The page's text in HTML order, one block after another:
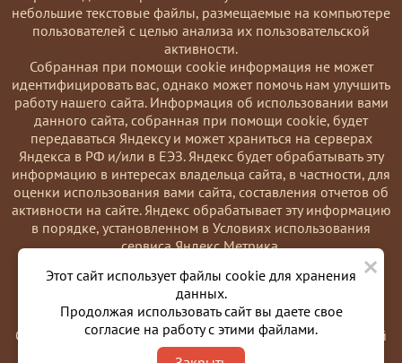
×
Этот сайт использует файлы cookie для хранения
данных.
Продолжая использовать сайт вы даете свое
согласие на работу с этими файлами.
небольшие текстовые файлы, размещаемые на компьютере
пользователей с целью анализа их пользовательской
активности.
Coбранная при помощи cookie информация не может
идентифицировать вас, однако может помочь нам улучшить
работу нашего сайта. Информация об использовании вами
данного сайта, собранная при помощи cookie, будет
передаваться Яндексу и может храниться на серверах
Яндекса в РФ и/или в ЕЭЗ. Яндекс будет обрабатывать эту
информацию в интересах владельца сайта, в частности, для
оценки использования вами сайта, составления отчетов об
активности на сайте. Яндекс обрабатывает эту информацию
в порядке, установленном в Условиях использования
сервиса Яндекс Метрика.
Вы можете отказаться от использования cookies, выбрав
соответствующие настройки в браузере. Также вы можете
использовать инструмент —
https://yandex.ru/support/metrika/general/opt-out.html
Однако это может повлиять на работу некоторых функций
сайта. Используя этот сайт, вы соглашаетесь на обработку